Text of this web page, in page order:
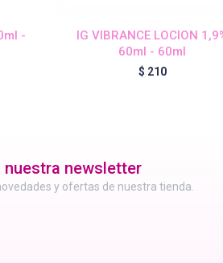
-
IG VIBRANCE LOCION
60ml - 60ml
$ 210
nuestra newsletter
y ofertas de nuestra tienda.